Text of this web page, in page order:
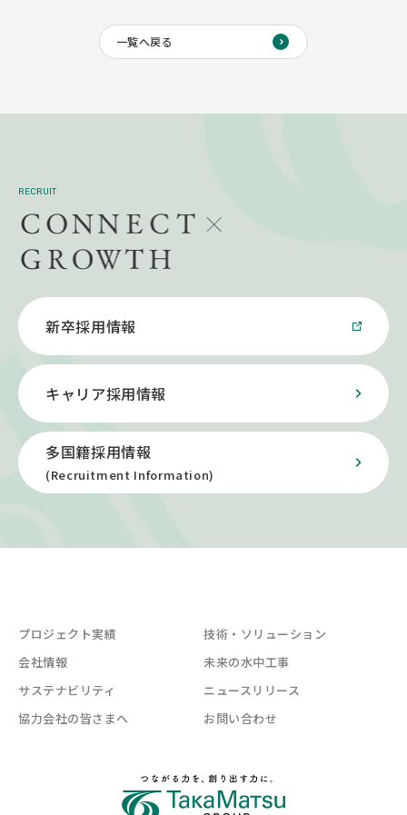
一覧へ戻る
RECRUIT
新卒採用情報
キャリア採用情報
多国籍採用情報
(Recruitment Information)
プロジェクト実績
技術・ソリューション
会社情報
未来の水中工事
サステナビリティ
ニュースリリース
協力会社の皆さまへ
お問い合わせ